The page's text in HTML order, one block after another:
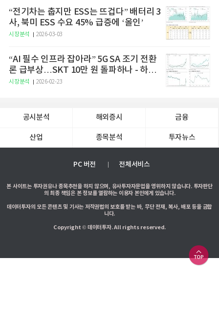
“전기차는 춥지만 ESS는 뜨겁다” 배터리 3
사, 북미 ESS 수요 45% 급증에 ‘올인’
시장분석 2026-03-03
“AI 필수 인프라 잡아라” 5G SA 조기 전환
론 급부상…SKT 10만 원 돌파하나 - 하나
증권
시장분석 2026-02-23
공시분석 해외증시 금융
산업 종목분석 투자뉴스
PC 버전 전체서비스
본 사이트는 투자권유나 종목추천을 하지 않으며, 유사투자자문업을 영위하지 않습니다. 투자판단
의 최종 책임은 본 정보를 열람하는 이용자 본인에게 있습니다.
데이터투자의 모든 콘텐츠 및 기사는 저작권법의 보호를 받는 바, 무단 전재, 복사, 배포 등을 금합
니다.
Copyright © 데이터투자. All rights reserved.